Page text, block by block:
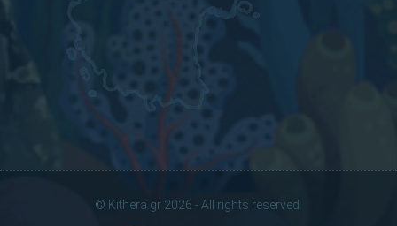
© Kithera.gr 2026 - All rights reserved.